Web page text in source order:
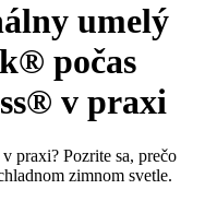
umelý
počas
v praxi
praxi? Pozrite sa, prečo
zimnom svetle.